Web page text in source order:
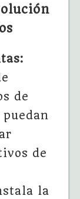
de
de
la